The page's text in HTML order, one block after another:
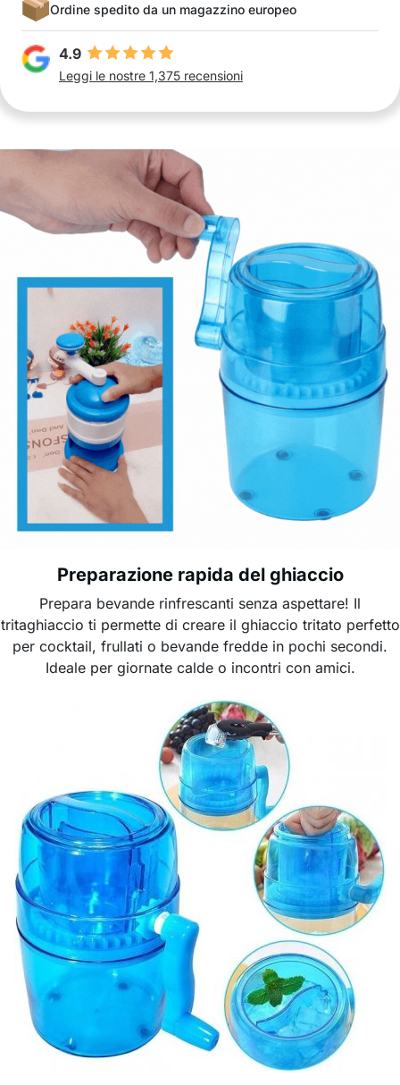
Ordine spedito da un magazzino europeo
4.9
Leggi le nostre 1,375 recensioni
Preparazione rapida del ghiaccio
Prepara bevande rinfrescanti senza aspettare! Il
tritaghiaccio ti permette di creare il ghiaccio tritato perfetto
per cocktail, frullati o bevande fredde in pochi secondi.
Ideale per giornate calde o incontri con amici.